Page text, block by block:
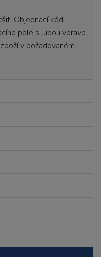
Objednací kód
pole s lupou vpravo
v požadovaném